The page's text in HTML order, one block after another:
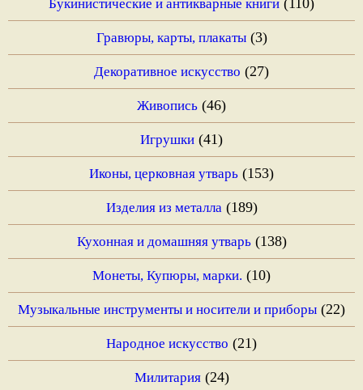
Букинистические и антикварные книги
Гравюры, карты, плакаты (3)
Декоративное искусство (27)
Живопись (46)
Игрушки (41)
Иконы, церковная утварь (153)
Изделия из металла (189)
Кухонная и домашняя утварь (138)
Монеты, Купюры, марки. (10)
Музыкальные инструменты и носители и приборы (22)
Народное искусство (21)
Милитария (24)